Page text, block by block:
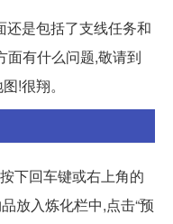
是包括了支线任务和
面有什么问题,敬请到
!很翔。
下回车键或右上角的
放入炼化栏中,点击“预